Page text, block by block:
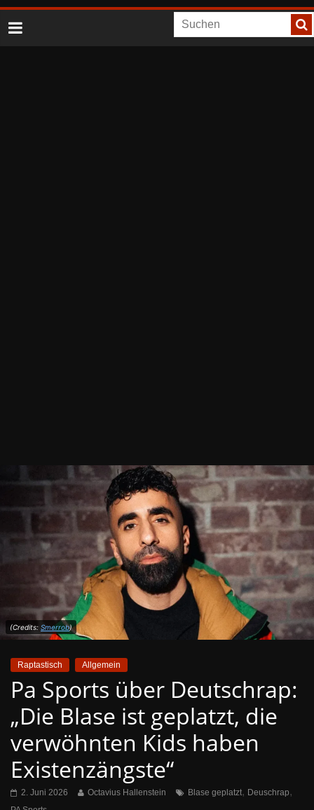
(Credits: Smerrob)
Raptastisch Allgemein
Pa Sports über Deutschrap:
„Die Blase ist geplatzt, die
verwöhnten Kids haben
Existenzängste“
2. Juni 2026 Octavius Hallenstein Blase geplatzt, Deuschrap,